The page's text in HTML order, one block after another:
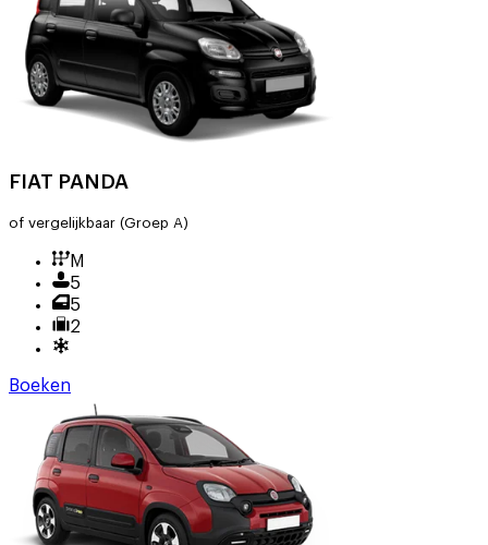
FIAT PANDA
of vergelijkbaar (Groep A)
M
5
5
2
Boeken